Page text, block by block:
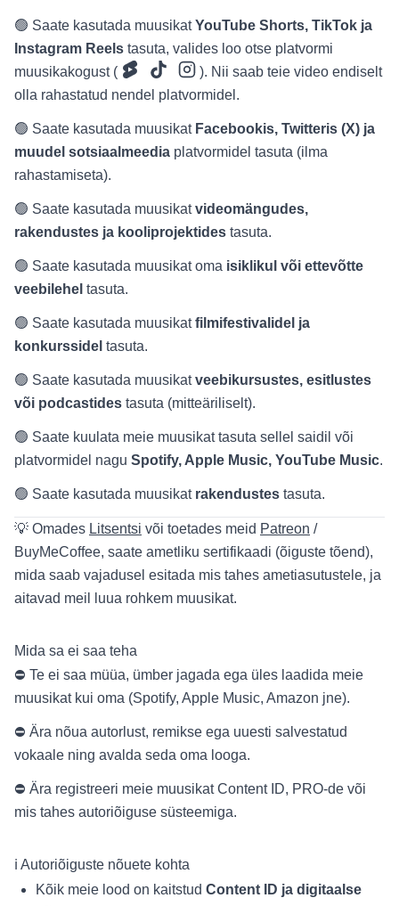
🟢 Saate kasutada muusikatYouTube Shorts, TikTok ja
Instagram Reels tasuta, valides loo otse platvormi
muusikakogust (
). Nii saab teie video endiselt
olla rahastatud nendel platvormidel.
🟢 Saate kasutada muusikat Facebookis, Twitteris (X) ja
muudel sotsiaalmeedia platvormidel tasuta (ilma
rahastamiseta).
🟢 Saate kasutada muusikatvideomängudes,
rakendustes ja kooliprojektides tasuta.
🟢 Saate kasutada muusikat oma isiklikul või ettevõtte
veebilehel tasuta.
🟢 Saate kasutada muusikatfilmifestivalidel ja
konkurssidel tasuta.
🟢 Saate kasutada muusikatveebikursustes, esitlustes
või podcastides tasuta (mitteäriliselt).
🟢 Saate kuulata meie muusikat tasuta sellel saidil või
platvormidel nagu Spotify, Apple Music, YouTube Music.
🟢 Saate kasutada muusikat rakendustes tasuta.
💡 Omades Litsentsi või toetades meid Patreon /
BuyMeCoffee, saate ametliku sertifikaadi (õiguste tõend),
mida saab vajadusel esitada mis tahes ametiasutustele, ja
aitavad meil luua rohkem muusikat.
Mida sa ei saa teha
⛔ Te ei saa müüa, ümber jagada ega üles laadida meie
muusikat kui oma (Spotify, Apple Music, Amazon jne).
⛔ Ära nõua autorlust, remikse ega uuesti salvestatud
vokaale ning avalda seda oma looga.
⛔ Ära registreeri meie muusikat Content ID, PRO-de või
mis tahes autoriõiguse süsteemiga.
ℹ️ Autoriõiguste nõuete kohta
Kõik meie lood on kaitstud Content ID ja digitaalse